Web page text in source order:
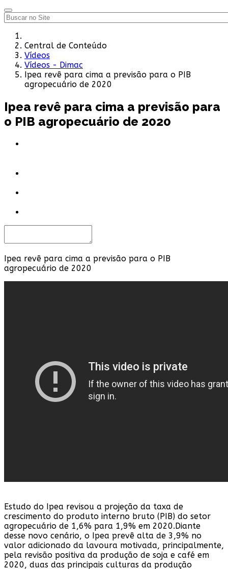
Central de Conteúdo
Vídeos
Vídeos - Dimac
Ipea revê para cima a previsão para o PIB
agropecuário de 2020
Ipea revê para cima a previsão para
o PIB agropecuário de 2020
Ipea revê para cima a previsão para o PIB
agropecuário de 2020
Estudo do Ipea revisou a projeção da taxa de
crescimento do produto interno bruto (PIB) do setor
agropecuário de 1,6% para 1,9% em 2020.Diante
desse novo cenário, o Ipea prevê alta de 3,9% no
valor adicionado da lavoura motivada, principalmente,
pela revisão positiva da produção de soja e café em
2020, duas das principais culturas da produção